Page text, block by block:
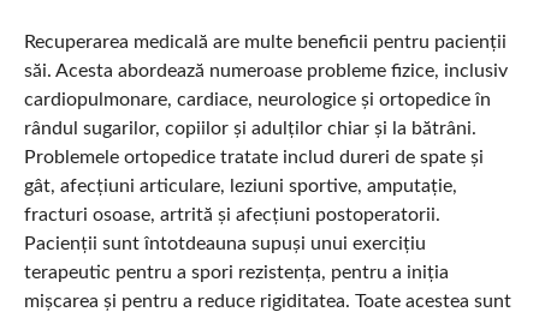
Recuperarea medicală are multe beneficii pentru pacienții
săi. Acesta abordează numeroase probleme fizice, inclusiv
cardiopulmonare, cardiace, neurologice și ortopedice în
rândul sugarilor, copiilor și adulților chiar și la bătrâni.
Problemele ortopedice tratate includ dureri de spate și
gât, afecțiuni articulare, leziuni sportive, amputație,
fracturi osoase, artrită și afecțiuni postoperatorii.
Pacienții sunt întotdeauna supuși unui exercițiu
terapeutic pentru a spori rezistența, pentru a iniția
mișcarea și pentru a reduce rigiditatea. Toate acestea sunt